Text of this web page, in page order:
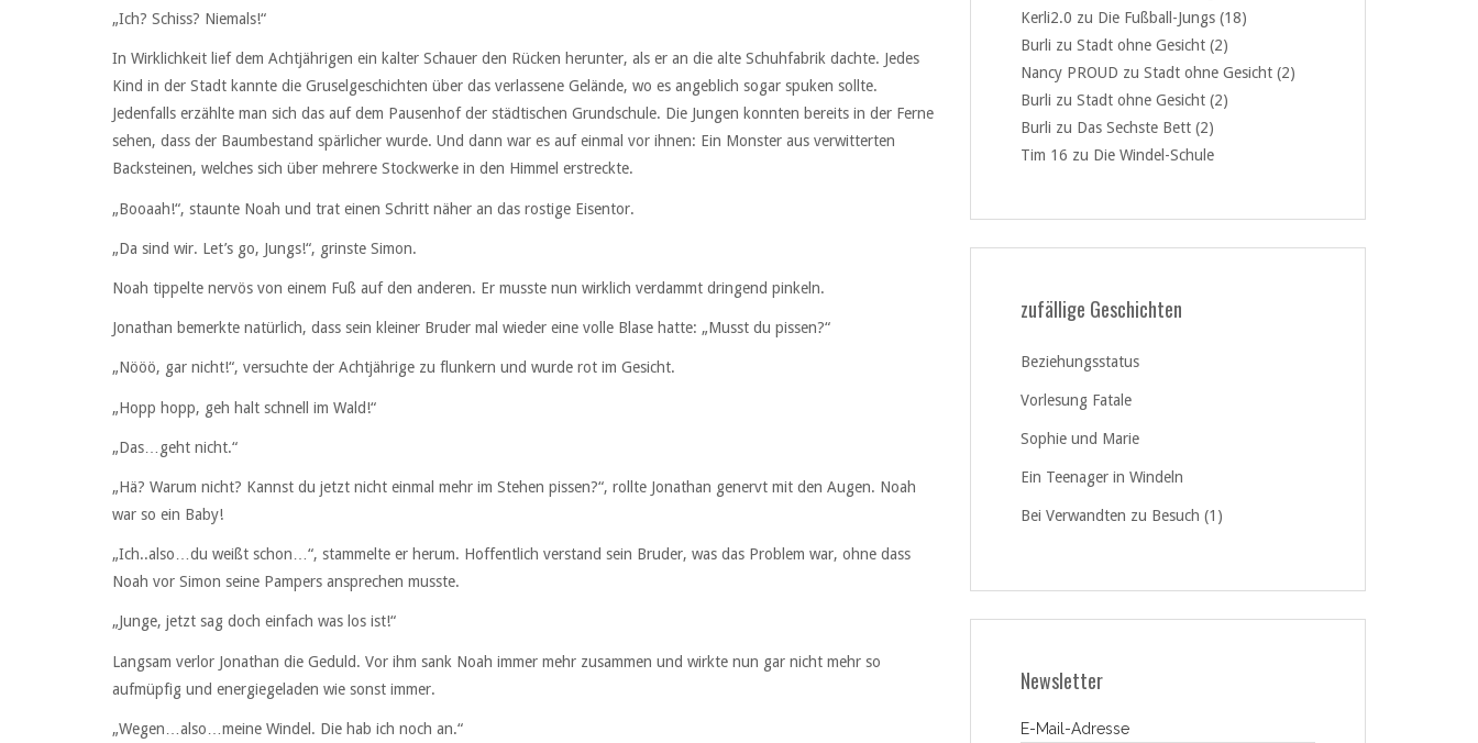
„Ich? Schiss? Niemals!“
In Wirklichkeit lief dem Achtjährigen ein kalter Schauer den Rücken herunter, als er an die alte Schuhfabrik dachte. Jedes
Kind in der Stadt kannte die Gruselgeschichten über das verlassene Gelände, wo es angeblich sogar spuken sollte.
Jedenfalls erzählte man sich das auf dem Pausenhof der städtischen Grundschule. Die Jungen konnten bereits in der Ferne
sehen, dass der Baumbestand spärlicher wurde. Und dann war es auf einmal vor ihnen: Ein Monster aus verwitterten
Backsteinen, welches sich über mehrere Stockwerke in den Himmel erstreckte.
„Booaah!“, staunte Noah und trat einen Schritt näher an das rostige Eisentor.
„Da sind wir. Let’s go, Jungs!“, grinste Simon.
Noah tippelte nervös von einem Fuß auf den anderen. Er musste nun wirklich verdammt dringend pinkeln.
Jonathan bemerkte natürlich, dass sein kleiner Bruder mal wieder eine volle Blase hatte: „Musst du pissen?“
„Nööö, gar nicht!“, versuchte der Achtjährige zu flunkern und wurde rot im Gesicht.
„Hopp hopp, geh halt schnell im Wald!“
„Das…geht nicht.“
„Hä? Warum nicht? Kannst du jetzt nicht einmal mehr im Stehen pissen?“, rollte Jonathan genervt mit den Augen. Noah
war so ein Baby!
„Ich..also…du weißt schon…“, stammelte er herum. Hoffentlich verstand sein Bruder, was das Problem war, ohne dass
Noah vor Simon seine Pampers ansprechen musste.
„Junge, jetzt sag doch einfach was los ist!“
Langsam verlor Jonathan die Geduld. Vor ihm sank Noah immer mehr zusammen und wirkte nun gar nicht mehr so
aufmüpfig und energiegeladen wie sonst immer.
„Wegen…also…meine Windel. Die hab ich noch an.“
Kerli2.0 zu Die Fußball-Jungs (18)
Burli zu Stadt ohne Gesicht (2)
Nancy PROUD zu Stadt ohne Gesicht (2)
Burli zu Stadt ohne Gesicht (2)
Burli zu Das Sechste Bett (2)
Tim 16 zu Die Windel-Schule
zufällige Geschichten
Beziehungsstatus
Vorlesung Fatale
Sophie und Marie
Ein Teenager in Windeln
Bei Verwandten zu Besuch (1)
Newsletter
E-Mail-Adresse